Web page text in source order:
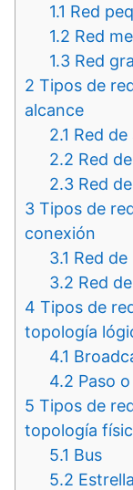
1.1 Red
1.2 Red
1.3 Red
2 Tipos de
alcance
2.1 Red de
2.2 Red
2.3 Red
3 Tipos de
conexión
3.1 Red
3.2 Red
4 Tipos de
topología
4.1
4.2 Paso
5 Tipos de
topología
5.1 Bus
5.2 Estrella